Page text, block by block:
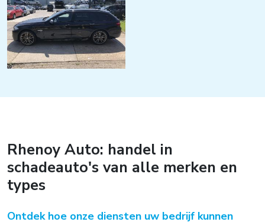
Rhenoy Auto: handel in
schadeauto's van alle merken en
types
Ontdek hoe onze diensten uw bedrijf kunnen